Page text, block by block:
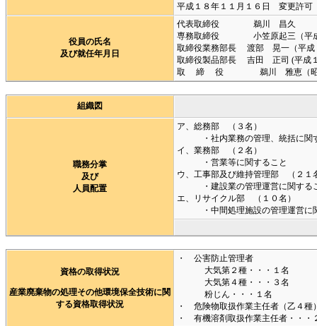
平成１８年１１月１６日 変更許可
役員の氏名
及び就任年月日
代表取締役 鵜川 昌久
専務取締役 小笠原起三（平成
取締役業務部長 渡部 晃一（平成
取締役製品部長 吉田 正司 (平成
取 締 役 鵜川 雅恵（昭和
組織図
職務分掌
及び
人員配置
ア、総務部 （３名）
・社内業務の管理、統括に関す
イ、業務部 （２名）
・営業等に関すること
ウ、工事部及び維持管理部 （２１
・建設業の管理運営に関する
エ、リサイクル部 （１０名）
・中間処理施設の管理運営に
資格の取得状況
産業廃棄物の処理その他環境保全技術に関
する資格取得状況
・ 公害防止管理者
大気第２種・・・１名
大気第４種・・・３名
粉じん・・・１名
・ 危険物取扱作業主任者（乙４種
・ 有機溶剤取扱作業主任者・・・